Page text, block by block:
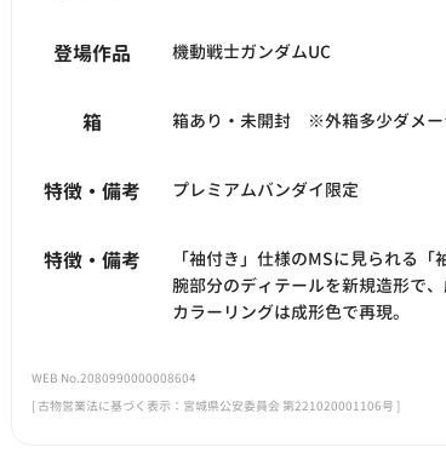
登場作品 機動戦士ガンダムUC
箱 箱あり・未開封 ※外箱多少ダメー
特徴・備考 プレミアムバンダイ限定
特徴・備考
「袖付き」仕様のMSに見られる「
腕部分のディテールを新規造形で
カラーリングは成形色で再現。
WEB No.2080990000008604
[ 古物営業法に基づく表示：宮城県公安委員会 第221020001106号 ]